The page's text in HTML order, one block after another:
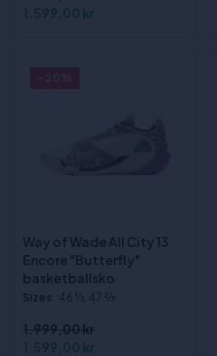
1.599,00 kr
Way of Wade All City 13
Encore "Butterfly"
basketballsko
Sizes :46 1⁄3, 47 2⁄3
1.999,00 kr
1.599,00 kr